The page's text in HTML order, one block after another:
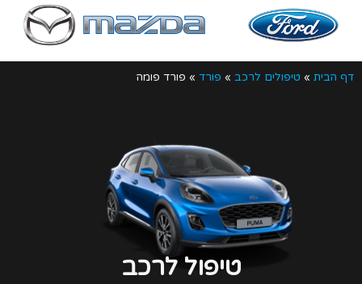
דף הבית » טיפולים לרכב » פורד » פורד פומה
טיפול לרכב